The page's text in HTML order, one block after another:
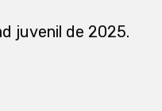
juvenil de 2025.